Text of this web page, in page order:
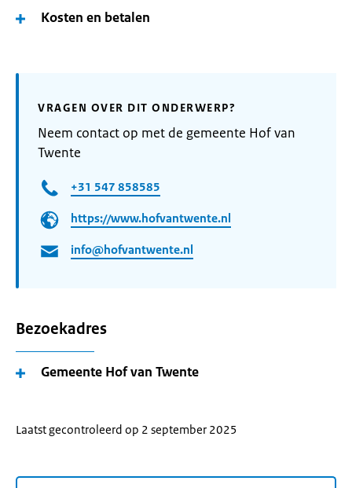
Kosten en betalen
VRAGEN OVER DIT ONDERWERP?
Neem contact op met de gemeente Hof van
Twente
+31 547 858585
https://www.hofvantwente.nl
info@hofvantwente.nl
Bezoekadres
Gemeente Hof van Twente
Laatst gecontroleerd op 2 september 2025